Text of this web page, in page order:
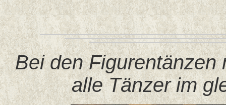
Bei den Figurentänzen
alle Tänzer im